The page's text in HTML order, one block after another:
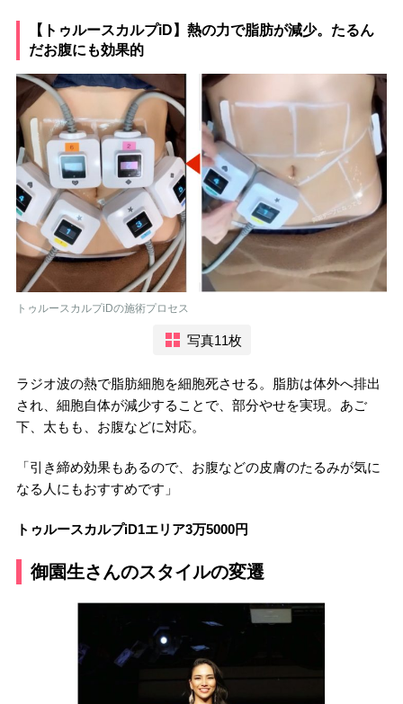
【トゥルースカルプiD】熱の力で脂肪が減少。たるん
だお腹にも効果的
トゥルースカルプiDの施術プロセス
写真11枚
ラジオ波の熱で脂肪細胞を細胞死させる。脂肪は体外へ排出
され、細胞自体が減少することで、部分やせを実現。あご
下、太もも、お腹などに対応。
「引き締め効果もあるので、お腹などの皮膚のたるみが気に
なる人にもおすすめです」
トゥルースカルプiD1エリア3万5000円
御園生さんのスタイルの変遷